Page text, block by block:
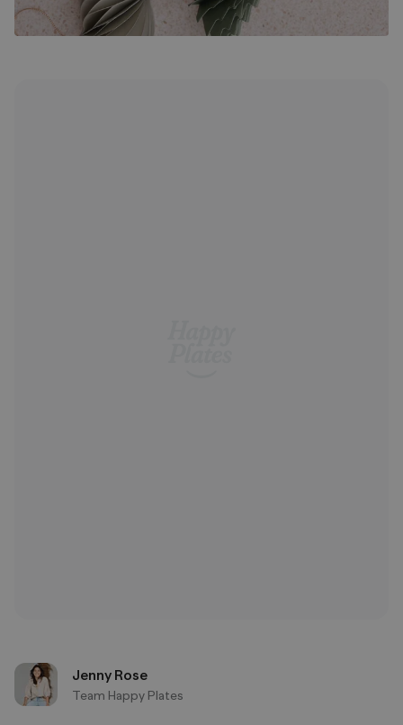
Jenny Rose
Team Happy Plates